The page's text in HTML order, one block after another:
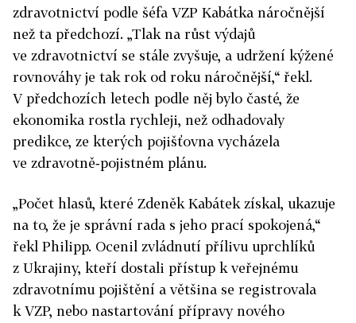
zdravotnictví podle šéfa VZP Kabátka náročnější
než ta předchozí. „Tlak na růst výdajů
ve zdravotnictví se stále zvyšuje, a udržení kýžené
rovnováhy je tak rok od roku náročnější,“ řekl.
V předchozích letech podle něj bylo časté, že
ekonomika rostla rychleji, než odhadovaly
predikce, ze kterých pojišťovna vycházela
ve zdravotně‑pojistném plánu.
„Počet hlasů, které Zdeněk Kabátek získal, ukazuje
na to, že je správní rada s jeho prací spokojená,“
řekl Philipp. Ocenil zvládnutí přílivu uprchlíků
z Ukrajiny, kteří dostali přístup k veřejnému
zdravotnímu pojištění a většina se registrovala
k VZP, nebo nastartování přípravy nového